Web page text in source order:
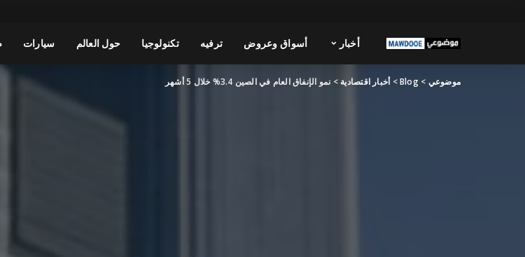
أخبار أسواق وعروض ترفيه تكنولوجيا حول العالم سيارات
موضوعي >
Blog
> أخبار اقتصادية > نمو الإنفاق العام في الصين 3.4% خلال 5 أشهر